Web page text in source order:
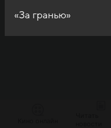
«За гранью»